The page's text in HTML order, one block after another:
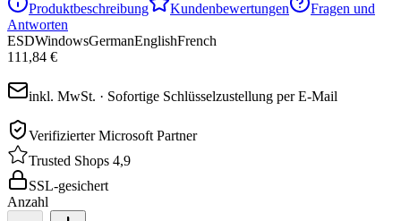
Produktbeschreibung Kundenbewertungen
Fragen und
Antworten
ESDWindowsGermanEnglishFrench
111,84 €
inkl. MwSt. · Sofortige Schlüsselzustellung per E-Mail
Verifizierter Microsoft Partner
Trusted Shops 4,9
SSL-gesichert
Anzahl